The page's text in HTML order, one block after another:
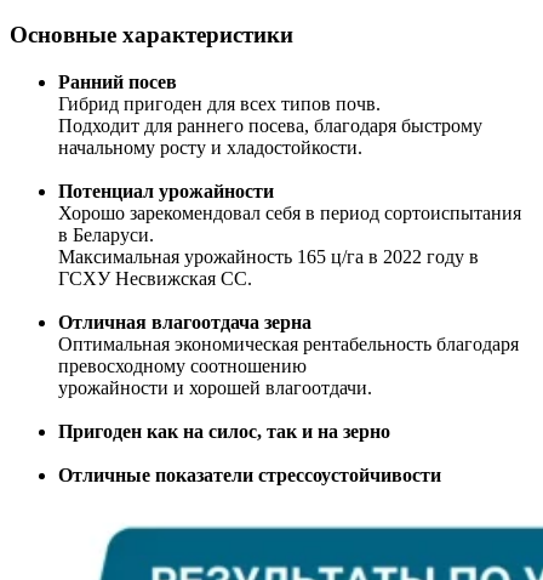
Основные характеристики
Ранний посев
Гибрид пригоден для всех типов почв.
Подходит для раннего посева, благодаря быстрому
начальному росту и хладостойкости.
Потенциал урожайности
Хорошо зарекомендовал себя в период сортоиспытания
в Беларуси.
Максимальная урожайность 165 ц/га в 2022 году в
ГСХУ Несвижская СС.
Отличная влагоотдача зерна
Оптимальная экономическая рентабельность благодаря
превосходному соотношению
урожайности и хорошей влагоотдачи.
Пригоден как на силос, так и на зерно
Отличные показатели стрессоустойчивости